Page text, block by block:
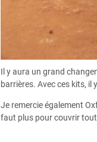
Il y aura un grand
barrières. Avec ces kits,
Je remercie également
faut plus pour couvrir tout